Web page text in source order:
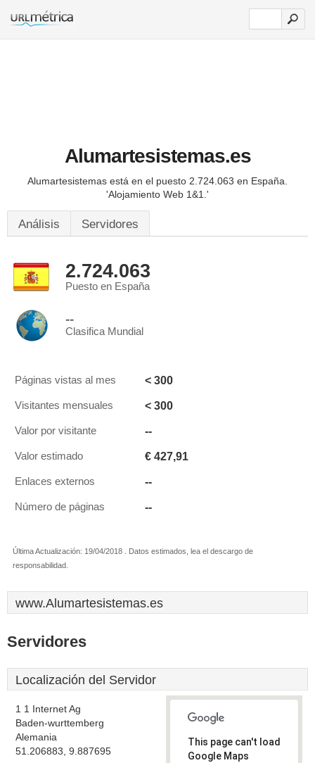
Alumartesistemas.es
Alumartesistemas está en el puesto 2.724.063 en España.
'Alojamiento Web 1&1.'
Análisis Servidores
2.724.063
Puesto en España
--
Clasifica Mundial
Páginas vistas al mes < 300
Visitantes mensuales < 300
Valor por visitante --
Valor estimado € 427,91
Enlaces externos --
Número de páginas --
Última Actualización: 19/04/2018 . Datos estimados, lea el descargo de
responsabilidad.
www.Alumartesistemas.es
Servidores
Localización del Servidor
1 1 Internet Ag
Baden-wurttemberg
Alemania
51.206883, 9.887695
This page can't load
Google Maps